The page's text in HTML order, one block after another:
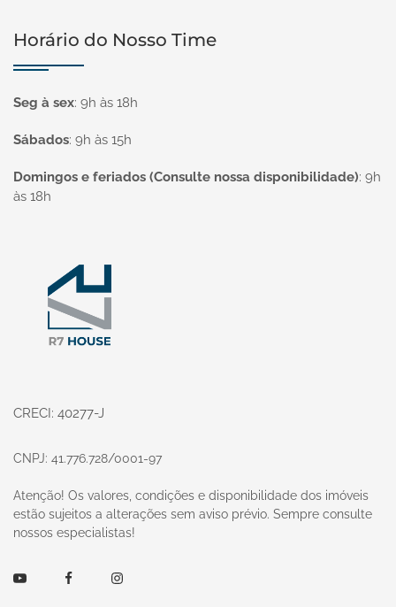
Horário do Nosso Time
Seg à sex: 9h às 18h
Sábados: 9h às 15h
Domingos e feriados (Consulte nossa disponibilidade): 9h
às 18h
CRECI: 40277-J
CNPJ: 41.776.728/0001-97
Atenção! Os valores, condições e disponibilidade dos imóveis
estão sujeitos a alterações sem aviso prévio. Sempre consulte
nossos especialistas!
Youtube FacebookInstagram